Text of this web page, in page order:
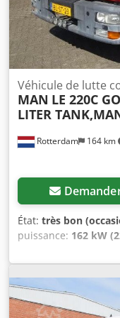
Profil pneu droit
pneumatique
kg Charge utile :
très bon État visuel :
Rotterdam 164 km
Véhicule de lutte
MAN LE 220C
LITER
État: très bon
puissance: 162 kW
4x2, empattement:3
rouge, type
Euro 3, suspension:
largeur totale:2 380